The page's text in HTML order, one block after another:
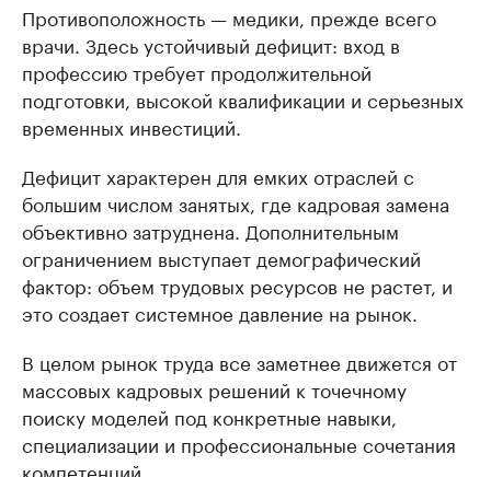
Противоположность — медики, прежде всего
врачи. Здесь устойчивый дефицит: вход в
профессию требует продолжительной
подготовки, высокой квалификации и серьезных
временных инвестиций.
Дефицит характерен для емких отраслей с
большим числом занятых, где кадровая замена
объективно затруднена. Дополнительным
ограничением выступает демографический
фактор: объем трудовых ресурсов не растет, и
это создает системное давление на рынок.
В целом рынок труда все заметнее движется от
массовых кадровых решений к точечному
поиску моделей под конкретные навыки,
специализации и профессиональные сочетания
компетенций.